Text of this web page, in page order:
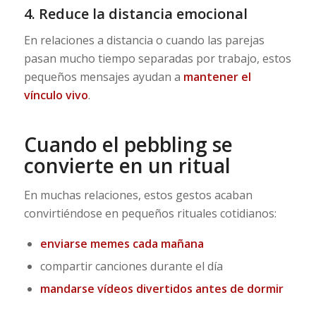
4. Reduce la distancia emocional
En relaciones a distancia o cuando las parejas
pasan mucho tiempo separadas por trabajo, estos
pequeños mensajes ayudan a mantener el
vínculo vivo.
Cuando el pebbling se
convierte en un ritual
En muchas relaciones, estos gestos acaban
convirtiéndose en pequeños rituales cotidianos:
enviarse memes cada mañana
compartir canciones durante el día
mandarse vídeos divertidos antes de dormir